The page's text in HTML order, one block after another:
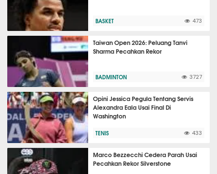
BASKET 473
Taiwan Open 2026: Peluang Tanvi
Sharma Pecahkan Rekor
BADMINTON 3727
Opini Jessica Pegula Tentang Servis
Alexandra Eala Usai Final Di
Washington
TENIS 433
Marco Bezzecchi Cedera Parah Usai
Pecahkan Rekor Silverstone